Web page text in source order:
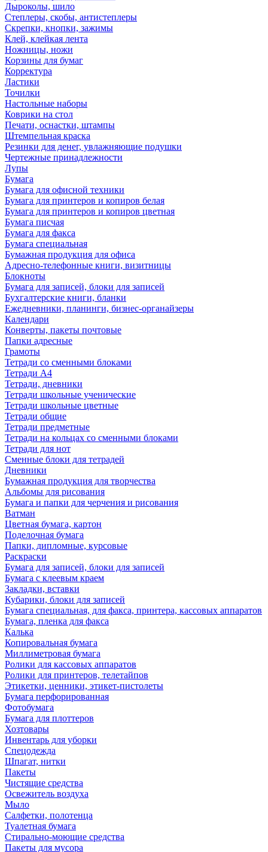
Дыроколы, шило
Степлеры, скобы, антистеплеры
Скрепки, кнопки, зажимы
Клей, клейкая лента
Ножницы, ножи
Корзины для бумаг
Корректура
Ластики
Точилки
Настольные наборы
Коврики на стол
Печати, оснастки, штампы
Штемпельная краска
Резинки для денег, увлажняющие подушки
Чертежные принадлежности
Лупы
Бумага
Бумага для офисной техники
Бумага для принтеров и копиров белая
Бумага для принтеров и копиров цветная
Бумага писчая
Бумага для факса
Бумага специальная
Бумажная продукция для офиса
Адресно-телефонные книги, визитницы
Блокноты
Бумага для записей, блоки для записей
Бухгалтерские книги, бланки
Ежедневники, планинги, бизнес-органайзеры
Календари
Конверты, пакеты почтовые
Папки адресные
Грамоты
Тетради со сменными блоками
Тетради А4
Тетради, дневники
Тетради школьные ученические
Тетради школьные цветные
Тетради общие
Тетради предметные
Тетради на кольцах со сменными блоками
Тетради для нот
Сменные блоки для тетрадей
Дневники
Бумажная продукция для творчества
Альбомы для рисования
Бумага и папки для черчения и рисования
Ватман
Цветная бумага, картон
Поделочная бумага
Папки, дипломные, курсовые
Раскраски
Бумага для записей, блоки для записей
Бумага с клеевым краем
Закладки, вставки
Кубарики, блоки для записей
Бумага специальная, для факса, принтера, кассовых аппаратов
Бумага, пленка для факса
Калька
Копировальная бумага
Миллиметровая бумага
Ролики для кассовых аппаратов
Ролики для принтеров, телетайпов
Этикетки, ценники, этикет-пистолеты
Бумага перфорированная
Фотобумага
Бумага для плоттеров
Хозтовары
Инвентарь для уборки
Спецодежда
Шпагат, нитки
Пакеты
Чистящие средства
Освежитель воздуха
Мыло
Салфетки, полотенца
Туалетная бумага
Стирально-моющие средства
Пакеты для мусора